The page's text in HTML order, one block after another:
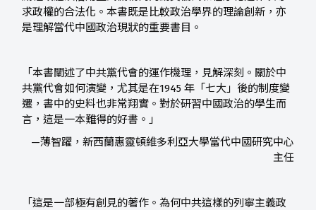
求政權的合法化。本書既是比較政治學界的理論創新，亦
是理解當代中國政治現狀的重要書目。
「本書闡述了中共黨代會的運作機理，見解深刻。關於中
共黨代會如何演變，尤其是在1945 年「七大」後的制度變
遷，書中的史料也非常翔實。對於研習中國政治的學生而
言，這是一本難得的好書。」
—薄智躍，新西蘭惠靈頓維多利亞大學當代中國研究中心
主任
「這是一部極有創見的著作。為何中共這樣的列寧主義政